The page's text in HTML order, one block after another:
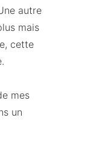
autre
mais
cette
mes
un